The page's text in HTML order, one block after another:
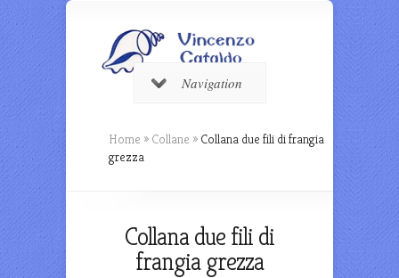
Navigation
Home » Collane » Collana due fili di frangia
grezza
Collana due fili di
frangia grezza